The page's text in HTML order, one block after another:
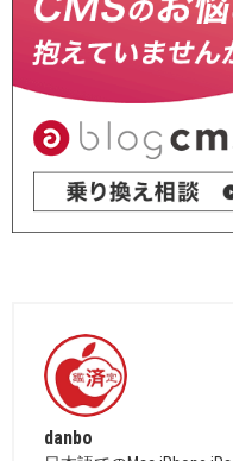
danbo